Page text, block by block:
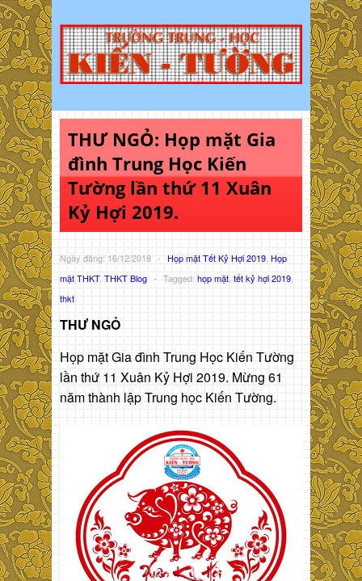
THƯ NGỎ: Họp mặt Gia
đình Trung Học Kiến
Tường lần thứ 11 Xuân
Kỷ Hợi 2019.
Ngày đăng: 16/12/2018 - Họp mặt Tết Kỷ Hợi 2019 Họp
mặt THKT, THKT Blog - Tagged: họp mặt tết kỷ hợi 2019
thkt
THƯ NGỎ
Họp mặt Gia đình Trung Học Kiến Tường
lần thứ 11 Xuân Kỷ Hợi 2019. Mừng 61
năm thành lập Trung học Kiến Tường.